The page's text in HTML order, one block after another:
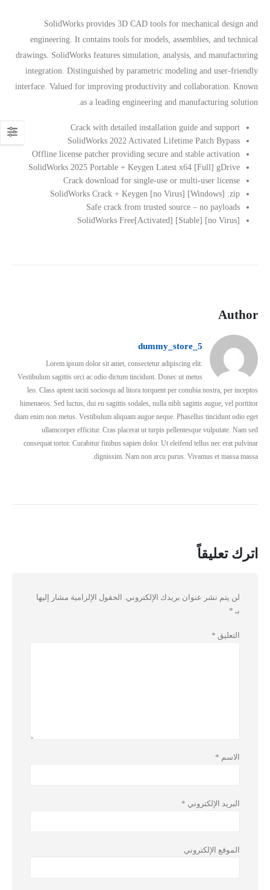
SolidWorks provides 3D CAD tools for mechanical design and
engineering. It contains tools for models, assemblies, and technical
drawings. SolidWorks features simulation, analysis, and manufacturing
integration. Distinguished by parametric modeling and user-friendly
interface. Valued for improving productivity and collaboration. Known
as a leading engineering and manufacturing solution.
Crack with detailed installation guide and support
SolidWorks 2022 Activated Lifetime Patch Bypass
Offline license patcher providing secure and stable activation
SolidWorks 2025 Portable + Keygen Latest x64 [Full] gDrive
Crack download for single-use or multi-user license
SolidWorks Crack + Keygen [no Virus] [Windows] .zip
Safe crack from trusted source – no payloads
SolidWorks Free[Activated] [Stable] [no Virus]
Author
dummy_store_5
Lorem ipsum dolor sit amet, consectetur adipiscing elit.
Vestibulum sagittis orci ac odio dictum tincidunt. Donec ut metus
leo. Class aptent taciti sociosqu ad litora torquent per conubia nostra, per inceptos
himenaeos. Sed luctus, dui eu sagittis sodales, nulla nibh sagittis augue, vel porttitor
diam enim non metus. Vestibulum aliquam augue neque. Phasellus tincidunt odio eget
ullamcorper efficitur. Cras placerat ut turpis pellentesque vulputate. Nam sed
consequat tortor. Curabitur finibus sapien dolor. Ut eleifend tellus nec erat pulvinar
dignissim. Nam non arcu purus. Vivamus et massa massa.
اترك تعليقاً
لن يتم نشر عنوان بريدك الإلكتروني. الحقول الإلزامية مشار إليها
بـ *
التعليق *
الاسم *
البريد الإلكتروني *
الموقع الإلكتروني